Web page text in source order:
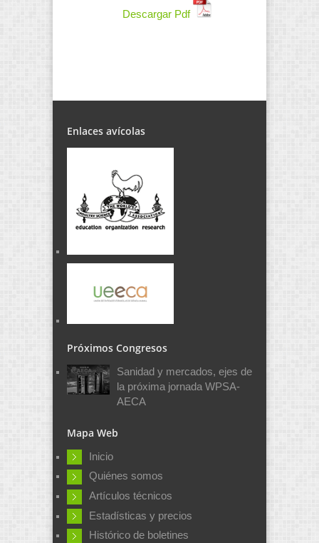
Descargar Pdf
Enlaces avícolas
Próximos Congresos
Sanidad y mercados, ejes de
la próxima jornada WPSA-
AECA
Mapa Web
Inicio
Quiénes somos
Artículos técnicos
Estadísticas y precios
Histórico de boletines